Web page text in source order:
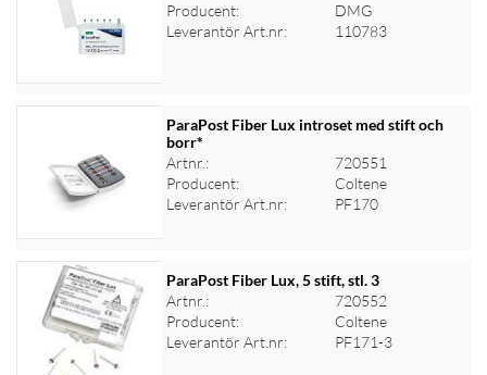
Logga in för priser
Producent:
DMG
Leverantör Art.nr:
110783
Logga in för priser
ParaPost Fiber Lux introset med stift och
borr*
Artnr.:
720551
Producent:
Coltene
Leverantör Art.nr:
PF170
Logga in för priser
ParaPost Fiber Lux, 5 stift, stl. 3
Artnr.:
720552
Producent:
Coltene
Leverantör Art.nr:
PF171-3